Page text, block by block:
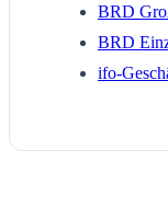
BRD
BRD
ifo-